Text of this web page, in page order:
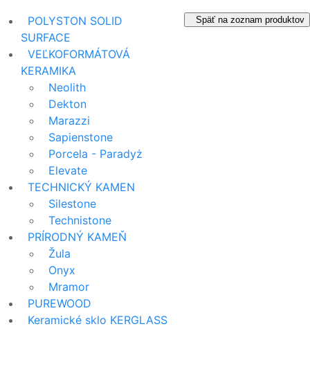
Späť na zoznam produktov
POLYSTON SOLID
SURFACE
VEĽKOFORMÁTOVÁ
KERAMIKA
Neolith
Dekton
Marazzi
Sapienstone
Porcela - Paradyż
Elevate
TECHNICKÝ KAMEN
Silestone
Technistone
PRÍRODNÝ KAMEŇ
Žula
Onyx
Mramor
PUREWOOD
Keramické sklo KERGLASS